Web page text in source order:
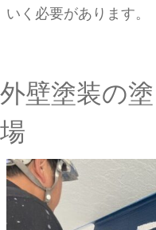
いく必要があります。
外壁塗装の
場